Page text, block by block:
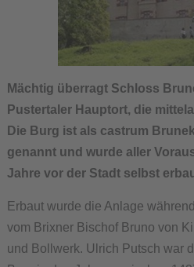
Mächtig überragt Schloss
Pustertaler Hauptort, die
Die Burg ist als castrum
genannt und wurde aller
Jahre vor der Stadt selbst
Erbaut wurde die Anlage
vom Brixner Bischof Bruno von
und Bollwerk. Ulrich Putsch war